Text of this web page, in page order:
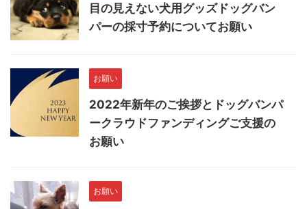
目の見えない犬用グッズドッグバン
パーの採寸予約についてお願い
お願い
2022年新年のご挨拶とドッグバンパ
ークラウドファンディングご支援の
お願い
お願い